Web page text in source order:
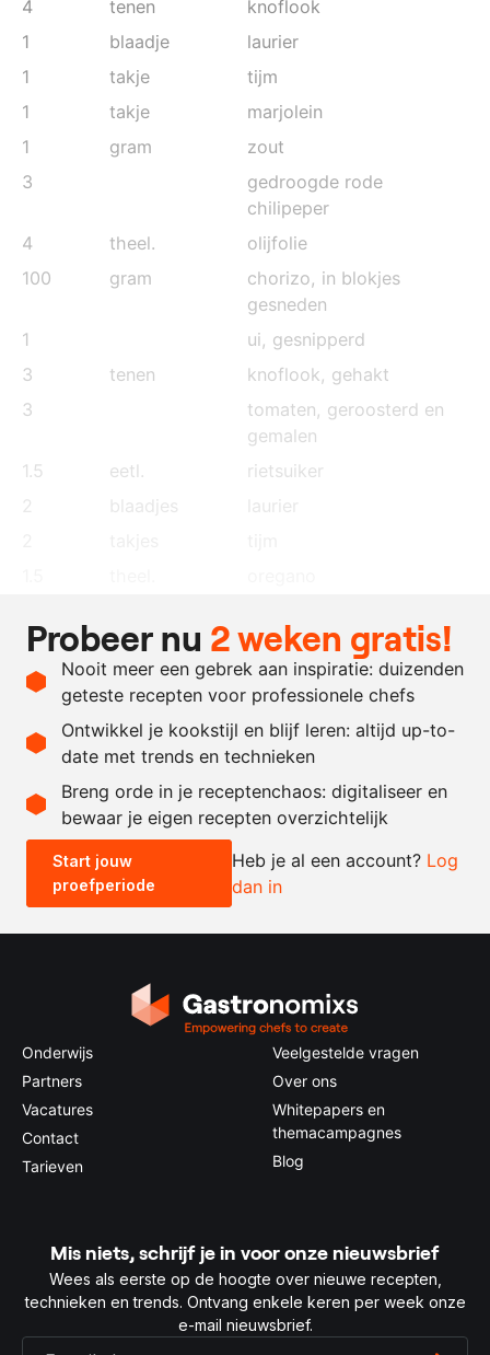
4
tenen
knoflook
1
blaadje
laurier
1
takje
tijm
1
takje
marjolein
1
gram
zout
3
gedroogde rode
chilipeper
4
theel.
olijfolie
100
gram chorizo, in blokjes
gesneden
1
ui, gesnipperd
3
tenen knoflook, gehakt
3
tomaten, geroosterd en
gemalen
1.5
eetl.
rietsuiker
2
blaadjes
laurier
theel.
gerookt paprikapoeder
tortilla's
Recept omrekenen
- +
0.5x 1x 2x
Probeer nu 2 weken gratis!
Nooit meer een gebrek aan inspiratie: duizenden
geteste recepten voor professionele chefs
Ontwikkel je kookstijl en blijf leren: altijd up-to-
date met trends en technieken
Breng orde in je receptenchaos: digitaliseer en
bewaar je eigen recepten overzichtelijk
Start jouw
proefperiode
Heb je al een account? Log
dan in
Onderwijs
Partners
Vacatures
Contact
Tarieven
Veelgestelde vragen
Over ons
Whitepapers en
themacampagnes
Blog
Mis niets, schrijf je in voor onze nieuwsbrief
Wees als eerste op de hoogte over nieuwe recepten,
technieken en trends. Ontvang enkele keren per week onze
e-mail nieuwsbrief.